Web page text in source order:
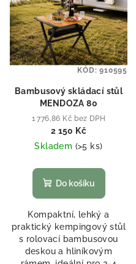
Bambusový skládací stůl
MENDOZA 80
1 776,86 Kč bez DPH
2 150 Kč
Skladem (>5 ks)
Do košíku
Kompaktní, lehký a
praktický kempingový stůl
s rolovací bambusovou
deskou a hliníkovým
KÓD:910595